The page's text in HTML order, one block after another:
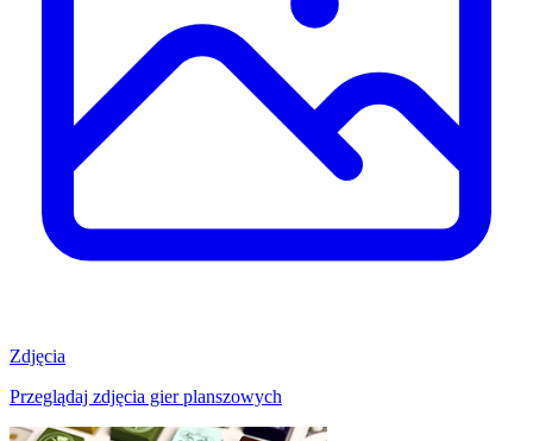
Zdjęcia
Przeglądaj zdjęcia gier planszowych